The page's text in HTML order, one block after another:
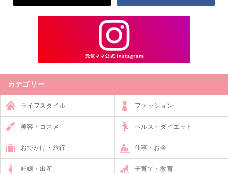
カテゴリー
ライフスタイル ファッション
美容・コスメ ヘルス・ダイエット
おでかけ・旅行 仕事・お金
妊娠・出産 子育て・教育